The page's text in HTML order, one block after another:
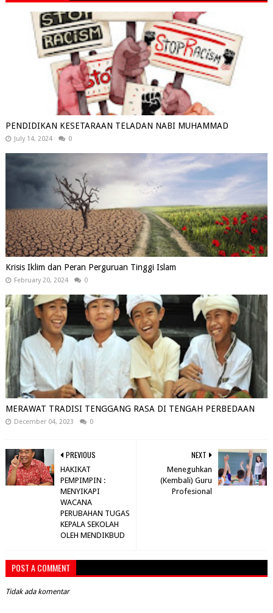
PENDIDIKAN KESETARAAN TELADAN NABI MUHAMMAD
July 14, 2024 0
Krisis Iklim dan Peran Perguruan Tinggi Islam
February 20, 2024 0
MERAWAT TRADISI TENGGANG RASA DI TENGAH PERBEDAAN
December 04, 2023 0
NEXT
Meneguhkan
(Kembali) Guru
Profesional
PREVIOUS
HAKIKAT
PEMPIMPIN :
MENYIKAPI
WACANA
PERUBAHAN TUGAS
KEPALA SEKOLAH
OLEH MENDIKBUD
POST A COMMENT
Tidak ada komentar